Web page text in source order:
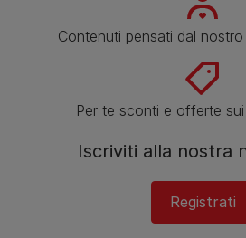
Contenuti pensati dal
Per te sconti e offerte
Iscriviti alla nostra
Registrati